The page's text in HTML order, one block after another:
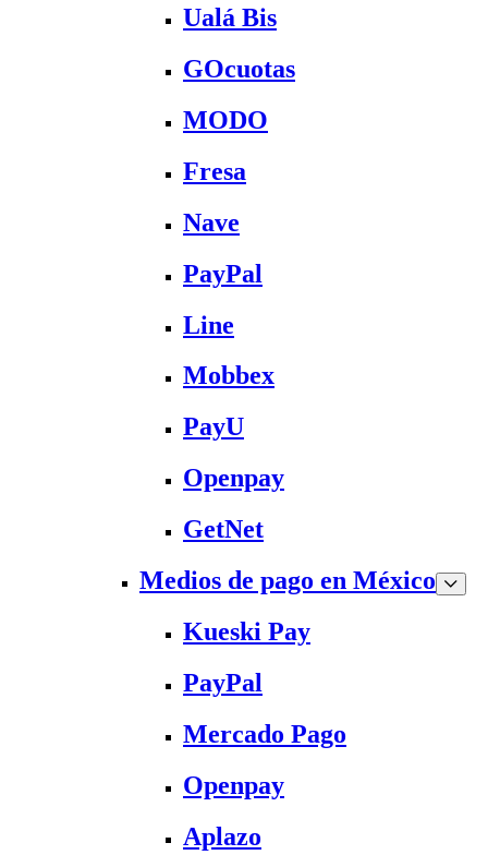
Ualá Bis
GOcuotas
MODO
Fresa
Nave
PayPal
Line
Mobbex
PayU
Openpay
GetNet
Medios de pago en México
Kueski Pay
PayPal
Mercado Pago
Openpay
Aplazo